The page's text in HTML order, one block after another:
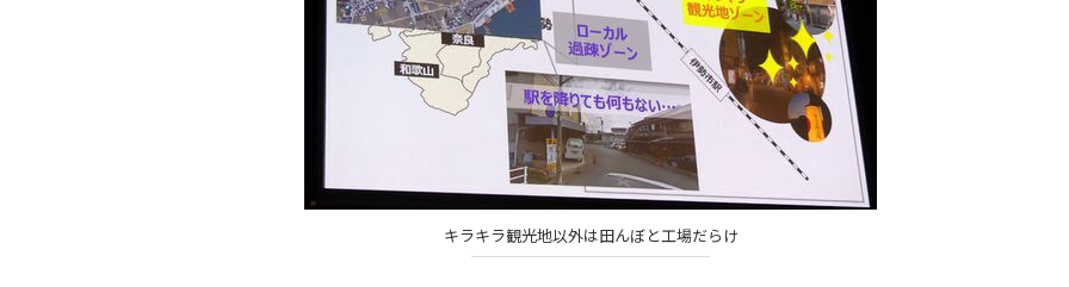
キラキラ観光地以外は田んぼと工場だらけ